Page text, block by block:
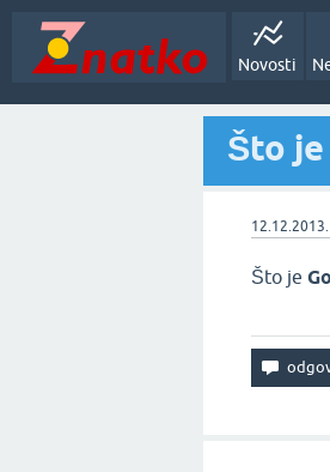
Novosti
Što
12.12.2013.
Što je